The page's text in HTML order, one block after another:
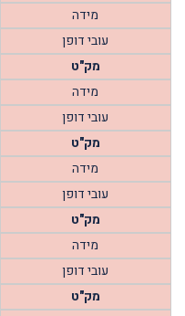
מידה
עובי דופן
מק"ט
מידה
עובי דופן
מק"ט
מידה
עובי דופן
מק"ט
מידה
עובי דופן
מק"ט